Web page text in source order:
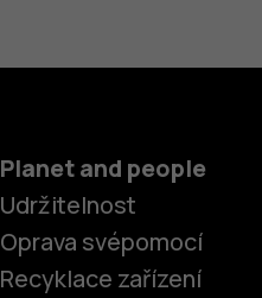
Planet and people
Udržitelnost
Oprava svépomocí
Recyklace zařízení